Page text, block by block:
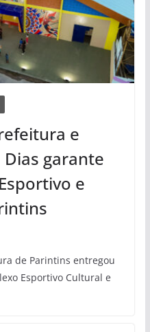
e
garante
e
de Parintins entregou
Esportivo Cultural e